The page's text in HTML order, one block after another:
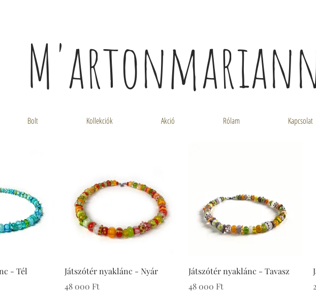
Bolt Kollekciók Akció Rólam Kapcsolat
- Tél
Játszótér nyaklánc - Nyár
Ár
48 000 Ft
Játszótér nyaklánc - Tavasz
Ár
48 000 Ft